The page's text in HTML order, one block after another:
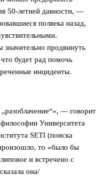
50-летней давности, —
полвека назад,
продвинуть
будет рад помочь
инциденты.
— говорит
Университета
SETI (поиска
то «было бы
и встречено с
она/